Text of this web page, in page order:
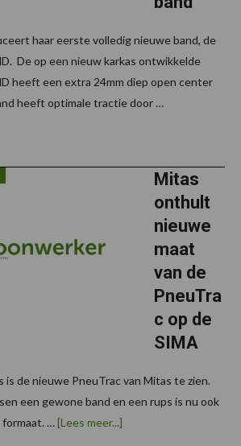
haar eerste volledig nieuwe band, de
De op een nieuw karkas ontwikkelde
heeft een extra 24mm diep open center
heeft optimale tractie door …
Mitas
onthult
nieuwe
maat
van de
PneuTra
c op de
SIMA
is de nieuwe PneuTrac van Mitas te zien.
een gewone band en een rups is nu ook
formaat. …[Lees meer...]